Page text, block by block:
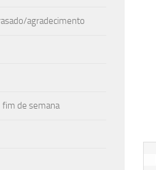
agradecimento
fim de semana